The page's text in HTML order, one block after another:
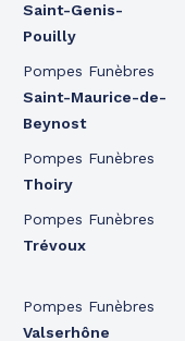
Saint-Genis-
Pouilly
Pompes Funèbres
Saint-Maurice-de-
Beynost
Pompes Funèbres
Thoiry
Pompes Funèbres
Trévoux
Pompes Funèbres
Valserhône